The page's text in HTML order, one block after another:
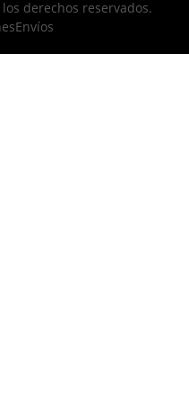
derechos reservados.
Envíos